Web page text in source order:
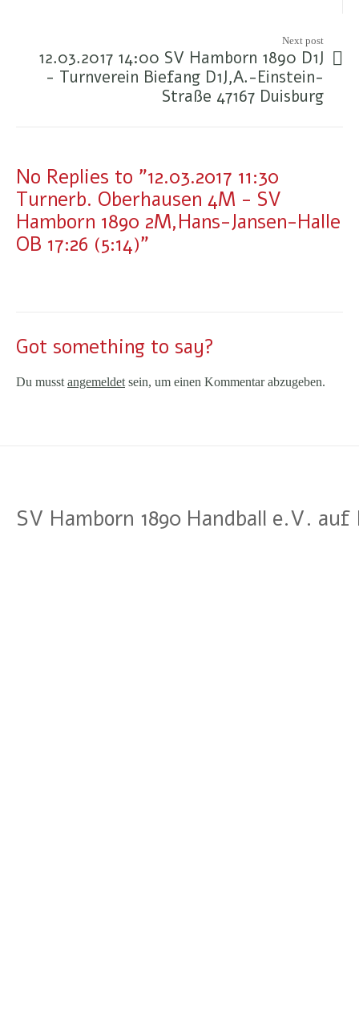
Next post
12.03.2017 14:00 SV Hamborn 1890 D1J
- Turnverein Biefang D1J,A.-Einstein-
Straße 47167 Duisburg
No Replies to "12.03.2017 11:30
Turnerb. Oberhausen 4M - SV
Hamborn 1890 2M,Hans-Jansen-Halle
OB 17:26 (5:14)"
Got something to say?
Du musst angemeldet sein, um einen Kommentar abzugeben.
SV Hamborn 1890 Handball e.V.